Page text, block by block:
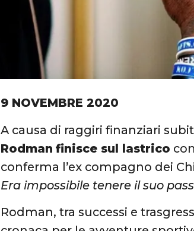
9 NOVEMBRE 2020
A causa di raggiri finanziari
Rodman finisce sul lastrico
conferma l’ex compagno dei
Era impossibile tenere il suo
Rodman, tra successi e